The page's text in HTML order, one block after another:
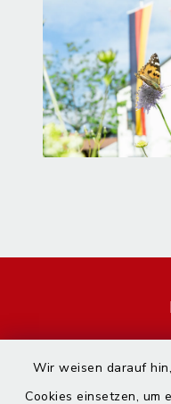
Wir weisen darauf
Cookies einsetzen, um